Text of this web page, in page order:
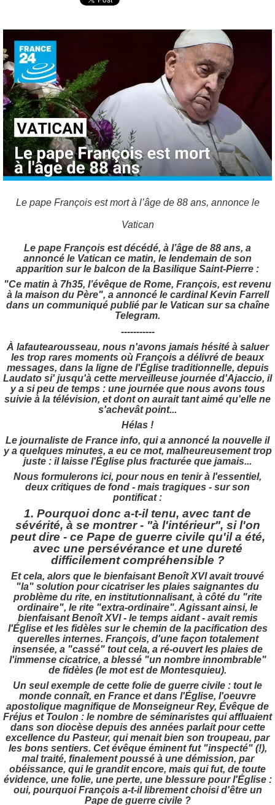
Le pape François est mort à l’âge de 88 ans, annonce le
Vatican
Le pape François est décédé, à l’âge de 88 ans, a
annoncé le Vatican ce matin, le lendemain de son
apparition sur le balcon de la Basilique Saint-Pierre :
"Ce matin à 7h35, l’évêque de Rome, François, est revenu
à la maison du Père", a annoncé le cardinal Kevin Farrell
dans un communiqué publié par le Vatican sur sa chaîne
Telegram.
-----------
À lafautearousseau, nous n'avons jamais hésité à saluer
les trop rares moments où François a délivré de beaux
messages, dans la ligne de l'Église traditionnelle, depuis
Laudato si' jusqu'à cette merveilleuse journée d'Ajaccio, il
y a si peu de temps : une journée que nous avons tous
suivie à la télévision, et dont on aurait tant aimé qu'elle ne
s'achevât point...
Hélas !
Le journaliste de France info, qui a annoncé la nouvelle il
y a quelques minutes, a eu ce mot, malheureusement trop
juste : il laisse l'Église plus fracturée que jamais...
Nous formulerons ici, pour nous en tenir à l'essentiel,
deux critiques de fond - mais tragiques - sur son
pontificat :
1. Pourquoi donc a-t-il tenu, avec tant de
sévérité, à se montrer - "à l'intérieur", si l'on
peut dire - ce Pape de guerre civile qu'il a été,
avec une persévérance et une dureté
difficilement compréhensible ?
Et cela, alors que le bienfaisant Benoît XVI avait trouvé
"la" solution pour cicatriser les plaies saignantes du
problème du rite, en institutionnalisant, à côté du "rite
ordinaire", le rite "extra-ordinaire". Agissant ainsi, le
bienfaisant Benoît XVI - le temps aidant - avait remis
l'Église et les fidèles sur le chemin de la pacification des
querelles internes. François, d'une façon totalement
insensée, a "cassé" tout cela, a ré-ouvert les plaies de
l'immense cicatrice, a blessé "un nombre innombrable"
de fidèles (le mot est de Montesquieu).
Un seul exemple de cette folie de guerre civile : tout le
monde connaît, en France et dans l'Église, l'oeuvre
apostolique magnifique de Monseigneur Rey, Évêque de
Fréjus et Toulon : le nombre de séminaristes qui affluaient
dans son diocèse depuis des années parlait pour cette
excellence du Pasteur, qui menait bien son troupeau, par
les bons sentiers. Cet évêque éminent fut "inspecté" (!),
mal traité, finalement poussé à une démission, par
obéissance, qui le grandit encore, mais qui fut, de toute
évidence, une folie, une perte, une blessure pour l'Église :
oui, pourquoi François a-t-il librement choisi d'être un
Pape de guerre civile ?